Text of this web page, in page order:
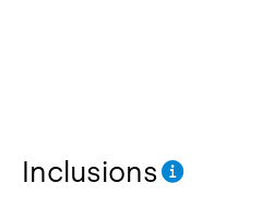
Inclusions